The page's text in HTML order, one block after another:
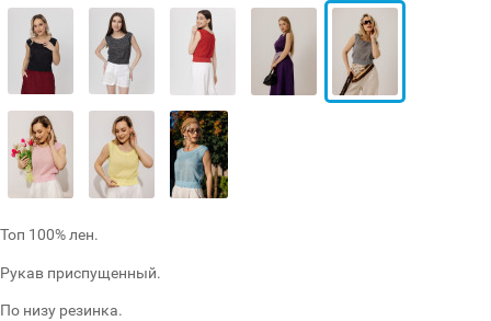
Топ 100% лен.
Рукав приспущенный.
По низу резинка.